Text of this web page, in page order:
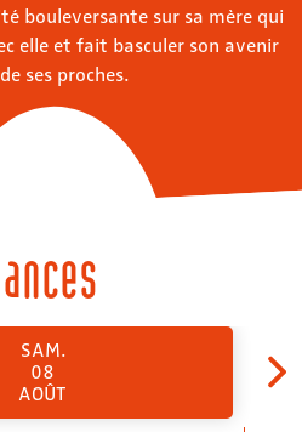
bouleversante sur sa mère qui
elle et fait basculer son avenir
ses proches.
SAM.
08
AOÛT